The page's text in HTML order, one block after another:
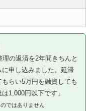
の返済を2年間きちんと
申し込みました。延滞
らい5万円を融資しても
1,000円以下です」
ではありません